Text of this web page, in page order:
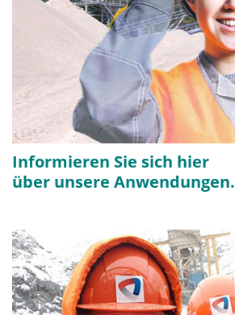
Informieren Sie sich hier
über unsere Anwendungen.